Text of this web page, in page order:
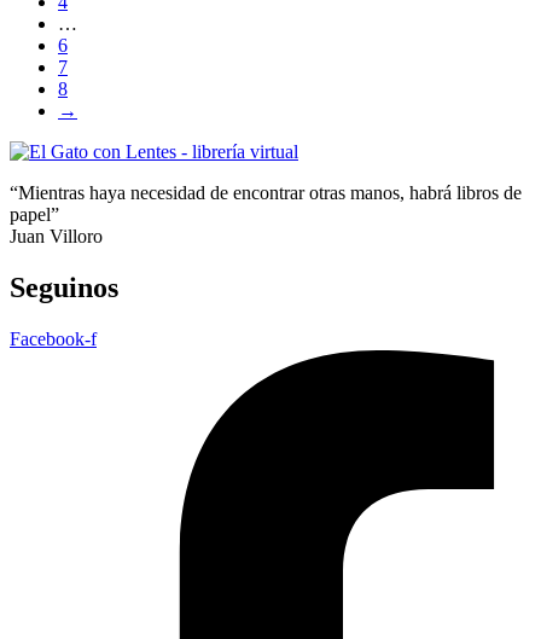
…
6
7
8
→
“Mientras haya necesidad de encontrar otras manos, habrá libros de
papel”
Juan Villoro
Seguinos
Facebook-f